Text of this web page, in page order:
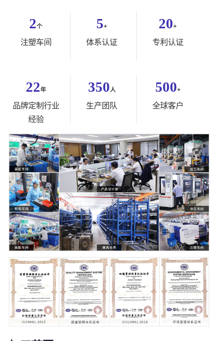
2个
注塑车间
5+
体系认证
20+
专利认证
22年
品牌定制行业
经验
350 人
生产团队
500+
全球客户
5000+
塑料模具
21000㎡
温州2家+杭州1
家生产工厂